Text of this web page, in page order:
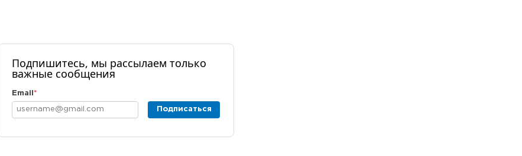
Подпишитесь, мы рассылаем только
важные сообщения
Email *
Подписаться